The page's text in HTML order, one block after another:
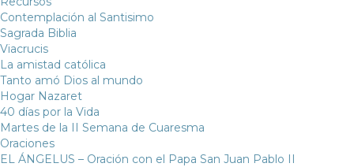
Contemplación al Santisimo
Sagrada Biblia
Viacrucis
La amistad católica
Tanto amó Dios al mundo
Hogar Nazaret
40 días por la Vida
Martes de la II Semana de Cuaresma
Oraciones
EL ÁNGELUS – Oración con el Papa San Juan Pablo II